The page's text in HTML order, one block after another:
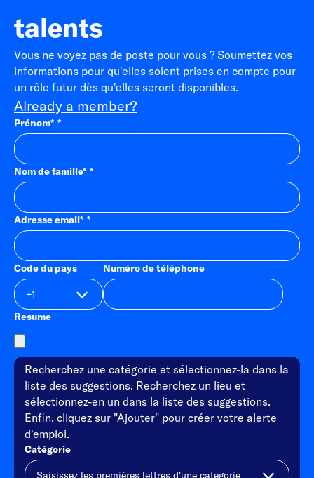
talents
Vous ne voyez pas de poste pour vous ? Soumettez vos
informations pour qu'elles soient prises en compte pour
un rôle futur dès qu'elles seront disponibles.
Already a member?
Prénom*
Nom de famille*
Adresse email*
Code du pays Numéro de téléphone
Resume
Recherchez une catégorie et sélectionnez-la dans la
liste des suggestions. Recherchez un lieu et
sélectionnez-en un dans la liste des suggestions.
Enfin, cliquez sur "Ajouter" pour créer votre alerte
d'emploi.
Catégorie